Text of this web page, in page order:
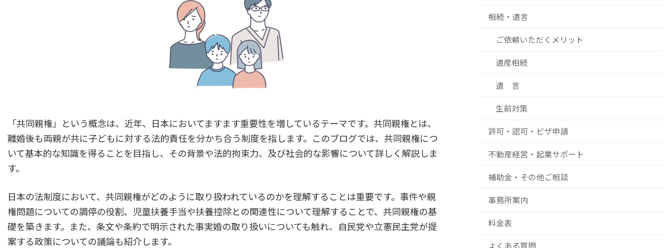
「共同親権」という概念は、近年、日本においてますます重要性を増しているテーマです。共同親権とは、
離婚後も両親が共に子どもに対する法的責任を分かち合う制度を指します。このブログでは、共同親権につ
いて基本的な知識を得ることを目指し、その背景や法的拘束力、及び社会的な影響について詳しく解説しま
す。
日本の法制度において、共同親権がどのように取り扱われているのかを理解することは重要です。事件や親
権問題についての調停の役割、児童扶養手当や扶養控除との関連性について理解することで、共同親権の基
礎を築きます。また、条文や条約で明示された事実婚の取り扱いについても触れ、自民党や立憲民主党が提
案する政策についての議論も紹介します。
相続・遺言
ご依頼いただくメリット
遺産相続
遺 言
生前対策
許可・認可・ビザ申請
不動産経営・起業サポート
補助金・その他ご相談
事務所案内
料金表